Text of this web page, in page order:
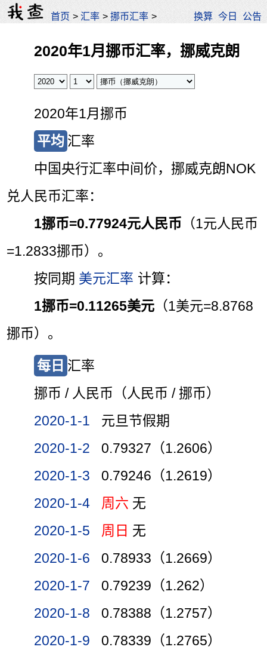
首页 >汇率 >挪币汇率 > 换算 今日 公告
2020年1月挪币汇率，挪威克朗
2020年1月挪币
平均 汇率
中国央行汇率中间价，挪威克朗NOK
兑人民币汇率：
1挪币=0.77924元人民币 （1元人民币
=1.2833挪币）。
按同期 美元汇率 计算：
1挪币=0.11265美元 （1美元=8.8768
挪币）。
每日 汇率
挪币 / 人民币（人民币 / 挪币）
2020-1-1
元旦节假期
2020-1-2
0.79327（1.2606）
2020-1-3
0.79246（1.2619）
2020-1-4
周六 无
2020-1-5
周日 无
2020-1-6
0.78933（1.2669）
2020-1-7
0.79239（1.262）
2020-1-8
0.78388（1.2757）
2020-1-9
0.78339（1.2765）